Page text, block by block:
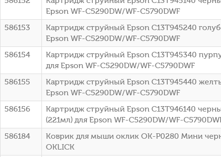
Epson WF-C5290DW/WF-C5790DWF
586153
Картридж струйный Epson C13T945240
Epson WF-C5290DW/WF-C5790DWF
586154
Картридж струйный Epson C13T945340
для Epson WF-C5290DW/WF-C5790DWF
586155
Картридж струйный Epson C13T945440
Epson WF-C5290DW/WF-C5790DWF
586156
Картридж струйный Epson C13T946140
(221мл) для Epson WF-C5290DW/WF-
586184
Коврик для мыши оклик OK-P0280 Мини
OKLICK